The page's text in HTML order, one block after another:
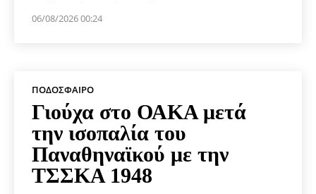
06/08/2026 00:24
ΠΟΔΌΣΦΑΙΡΟ
Γιούχα στο ΟΑΚΑ μετά
την ισοπαλία του
Παναθηναϊκού με την
ΤΣΣΚΑ 1948